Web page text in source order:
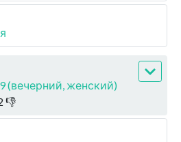
(вечерний, женский)
👎